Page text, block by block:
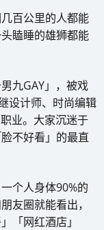
百公里的人都能
瞌睡的雄狮都能
九GAY」，被戏
设计师、时尚编辑
业。大家沉迷于
不好看」的最直
个人身体90%的
友圈就能看出，
「网红酒店」